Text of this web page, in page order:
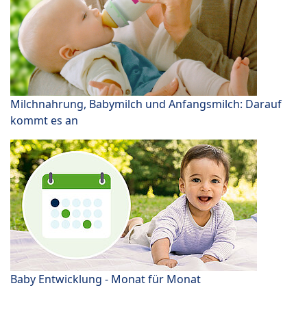
Milchnahrung, Babymilch und Anfangsmilch: Darauf
kommt es an
Baby Entwicklung - Monat für Monat